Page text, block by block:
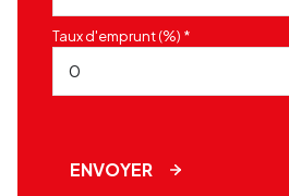
Taux d'emprunt (%) *
ENVOYER